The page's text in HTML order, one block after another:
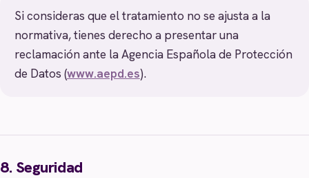
Si consideras que el tratamiento no se ajusta a la
normativa, tienes derecho a presentar una
reclamación ante la Agencia Española de Protección
de Datos (www.aepd.es).
8. Seguridad